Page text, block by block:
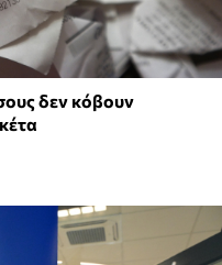
δεν κόβουν